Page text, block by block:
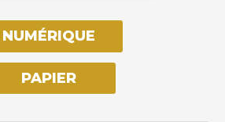
NUMÉRIQUE
PAPIER